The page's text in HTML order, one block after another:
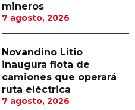
mineros
7 agosto, 2026
Novandino Litio
inaugura flota de
camiones que operará
ruta eléctrica
7 agosto, 2026